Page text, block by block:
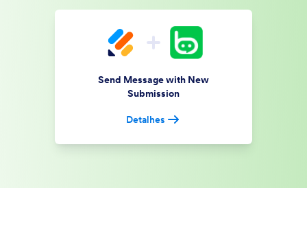
Send Message with New
Submission
Detalhes